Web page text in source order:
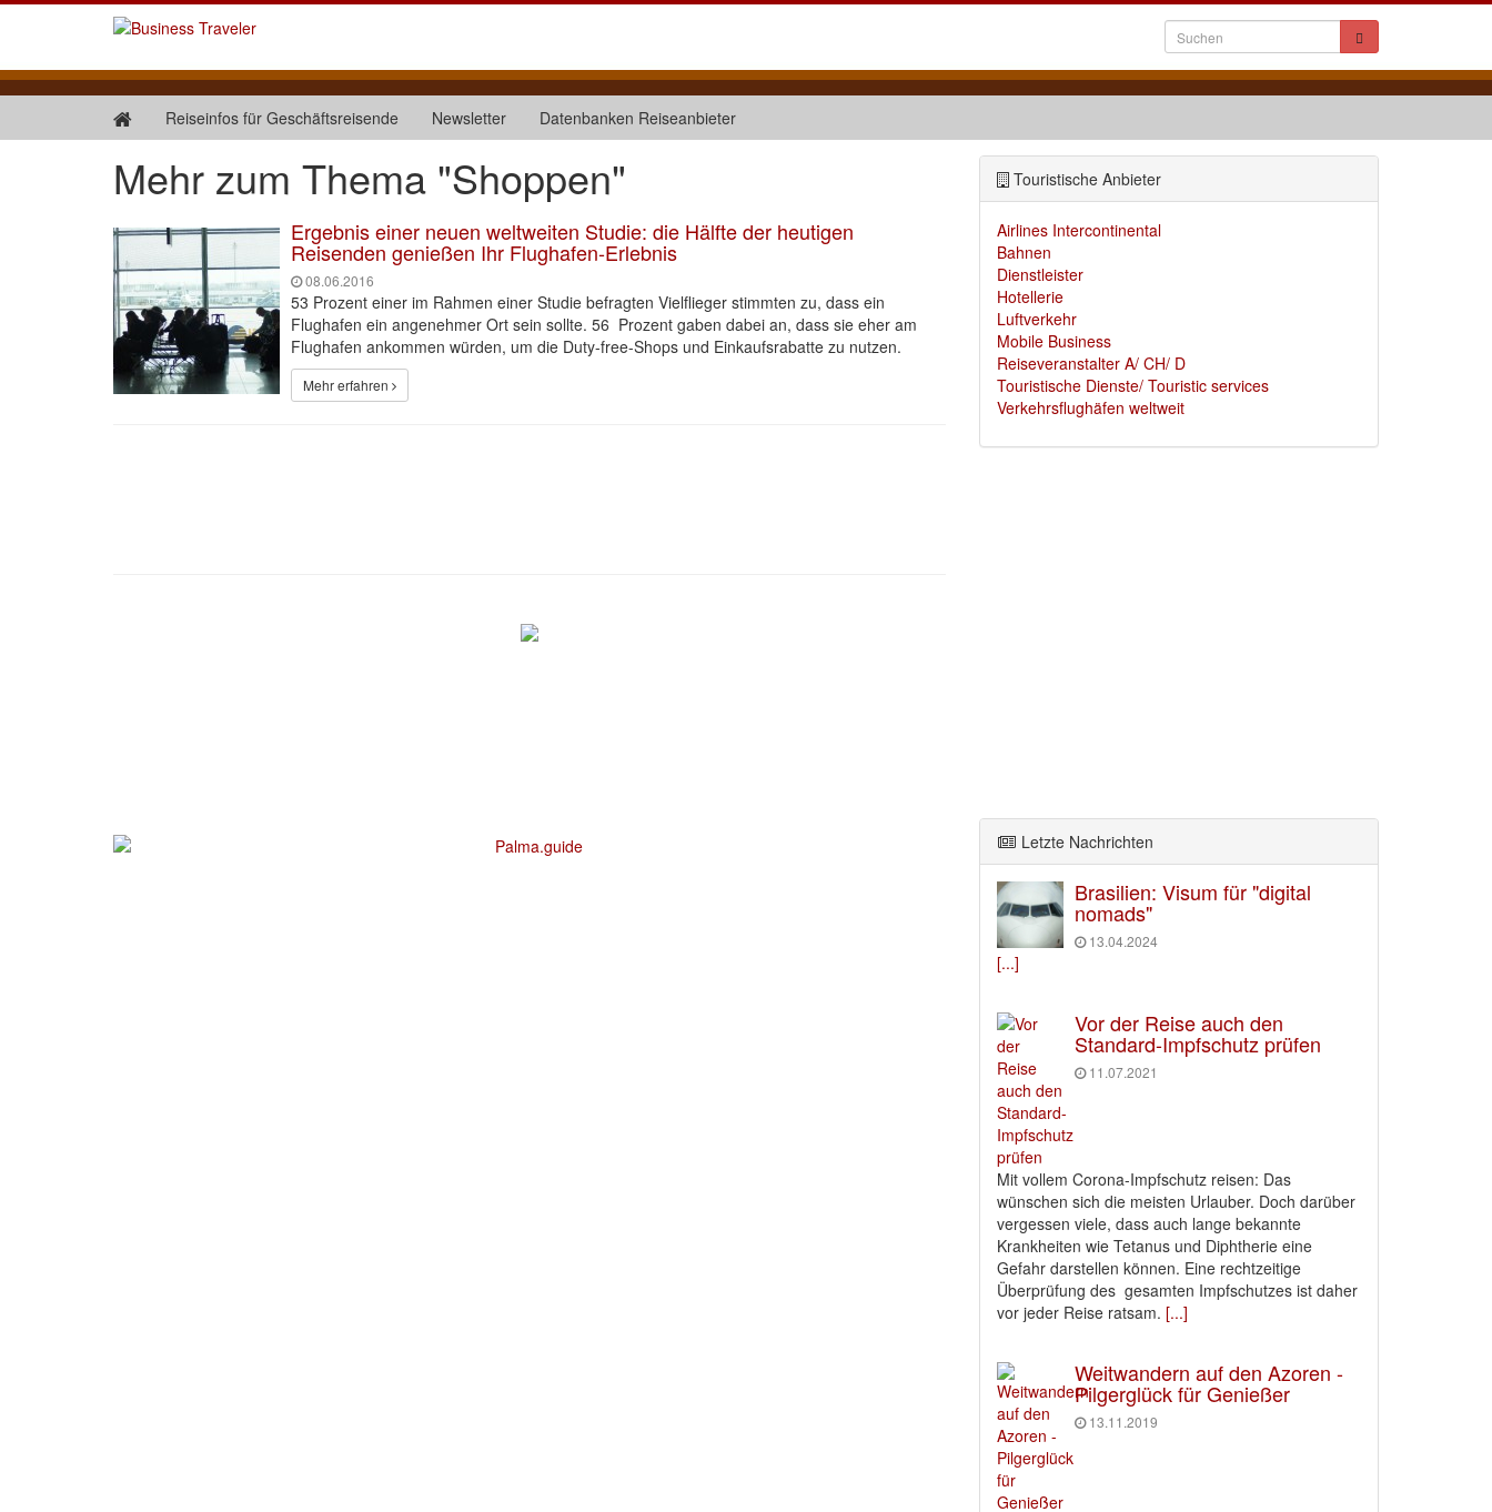
Reiseinfos für Geschäftsreisende Newsletter Datenbanken Reiseanbieter
Mehr zum Thema "Shoppen"
Ergebnis einer neuen weltweiten Studie: die Hälfte der heutigen
Reisenden genießen Ihr Flughafen-Erlebnis
08.06.2016
53 Prozent einer im Rahmen einer Studie befragten Vielflieger stimmten zu, dass ein
Flughafen ein angenehmer Ort sein sollte. 56 Prozent gaben dabei an, dass sie eher am
Flughafen ankommen würden, um die Duty-free-Shops und Einkaufsrabatte zu nutzen.
Mehr erfahren
Touristische Anbieter
Airlines Intercontinental
Bahnen
Dienstleister
Hotellerie
Luftverkehr
Mobile Business
Reiseveranstalter A/ CH/ D
Touristische Dienste/ Touristic services
Verkehrsflughäfen weltweit
Letzte Nachrichten
Brasilien: Visum für "digital
nomads"
13.04.2024
[...]
Vor der Reise auch den
Standard-Impfschutz prüfen
11.07.2021
Mit vollem Corona-Impfschutz reisen: Das
wünschen sich die meisten Urlauber. Doch darüber
vergessen viele, dass auch lange bekannte
Krankheiten wie Tetanus und Diphtherie eine
Gefahr darstellen können. Eine rechtzeitige
Überprüfung des gesamten Impfschutzes ist daher
vor jeder Reise ratsam. [...]
Weitwandern auf den Azoren -
Pilgerglück für Genießer
13.11.2019